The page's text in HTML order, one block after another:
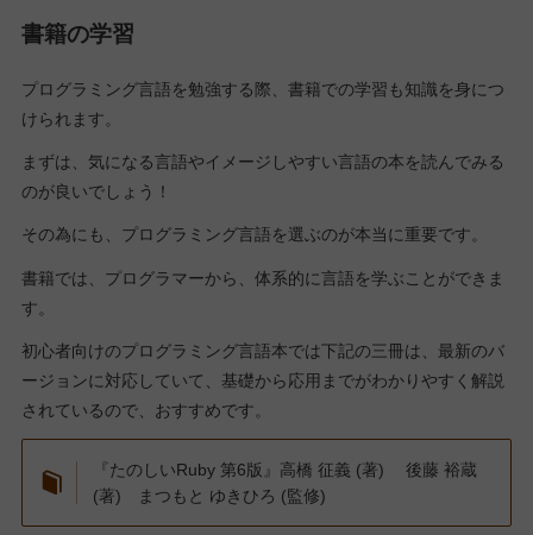
書籍の学習
プログラミング言語を勉強する際、書籍での学習も知識を身につ
けられます。
まずは、気になる言語やイメージしやすい言語の本を読んでみる
のが良いでしょう！
その為にも、プログラミング言語を選ぶのが本当に重要です。
書籍では、プログラマーから、体系的に言語を学ぶことができま
す。
初心者向けのプログラミング言語本では下記の三冊は、最新のバ
ージョンに対応していて、基礎から応用までがわかりやすく解説
されているので、おすすめです。
『たのしいRuby 第6版』高橋 征義 (著) 後藤 裕蔵
(著) まつもと ゆきひろ (監修)